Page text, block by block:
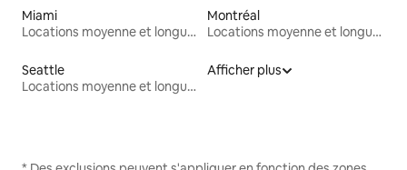
Miami
Locations moyenne et longue durée
Montréal
Locations moyenne et longue durée
Seattle
Locations moyenne et longue durée
Afficher plus